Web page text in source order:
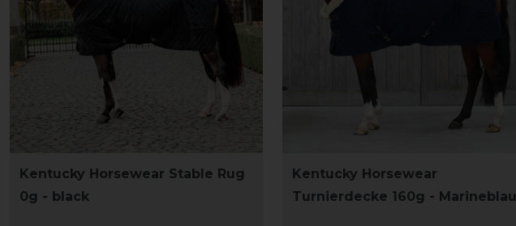
Kentucky Horsewear Stable Rug
0g - black
Kentucky Horsewear
Turnierdecke 160g - Marineblau